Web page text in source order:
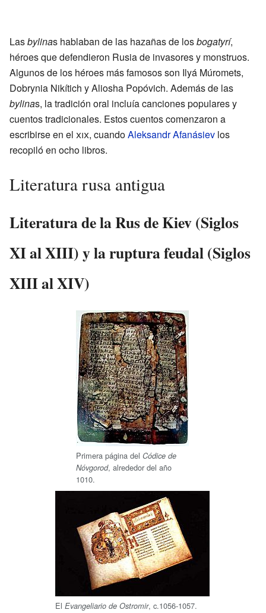
Lasbylinas hablaban de las hazañas de losbogatyrí,
héroes que defendieron Rusia de invasores y monstruos.
Algunos de los héroes más famosos son Ilyá Múromets,
Dobrynia Nikítich y Aliosha Popóvich. Además de las
bylinas, la tradición oral incluía canciones populares y
cuentos tradicionales. Estos cuentos comenzaron a
escribirse en el xix, cuandoAleksandr Afanásiev los
recopiló en ocho libros.
Literatura rusa antigua
Literatura de la Rus de Kiev (Siglos
XI al XIII) y la ruptura feudal (Siglos
XIII al XIV)
Primera página del Códice de
Nóvgorod, alrededor del año
1010.
El Evangeliario de Ostromir, c.1056-1057.